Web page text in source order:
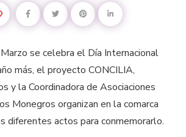
se celebra el Día Internacional
más, el proyecto CONCILIA,
y la Coordinadora de Asociaciones
Monegros organizan en la comarca
diferentes actos para conmemorarlo.